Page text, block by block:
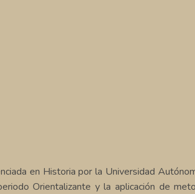
en Historia por la Universidad
Orientalizante y la aplicación de